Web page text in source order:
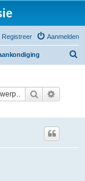
Aanmelden
Registreer
Zoek